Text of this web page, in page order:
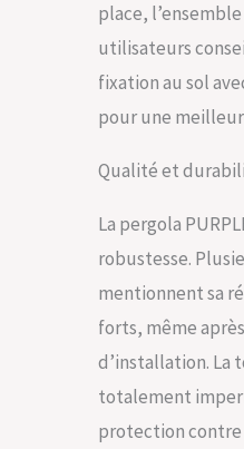
place,
utilisateurs
fixation au sol
pour une
Qualité et
La pergola
robustesse.
mentionnent sa
forts, même
d’installation. La
totalement
protection